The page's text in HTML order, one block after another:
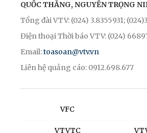
QUỐC THẮNG, NGUYỄN TRỌNG
Tổng đài VTV: (024) 3.8355931;
Điện thoại Thời báo VTV: (024)
Email:toasoan@vtv.vn
Liên hệ quảng cáo: 0912.698.677
VFC
VTVTC